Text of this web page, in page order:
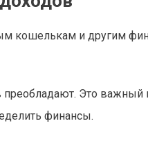
кошелькам и другим
преобладают. Это
финансы.